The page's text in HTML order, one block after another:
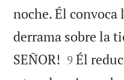
noche. Él convoca
derrama sobre la
SEÑOR! 

9 Él